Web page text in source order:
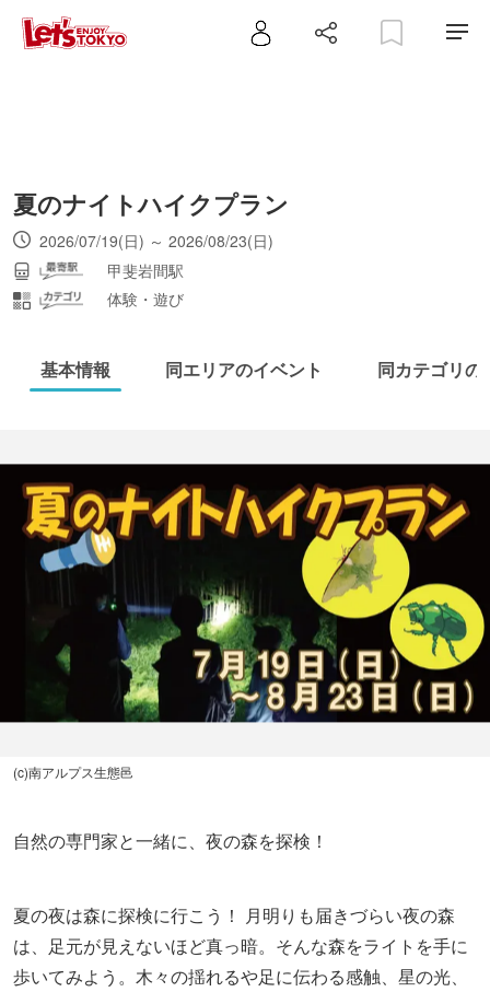
夏のナイトハイクプラン
2026/07/19(日) ～ 2026/08/23(日)
甲斐岩間駅
体験・遊び
基本情報 同エリアのイベント 同カテゴリの
(c)南アルプス生態邑
自然の専門家と一緒に、夜の森を探検！
夏の夜は森に探検に行こう！ 月明りも届きづらい夜の森
は、足元が見えないほど真っ暗。そんな森をライトを手に
歩いてみよう。木々の揺れるや足に伝わる感触、星の光、